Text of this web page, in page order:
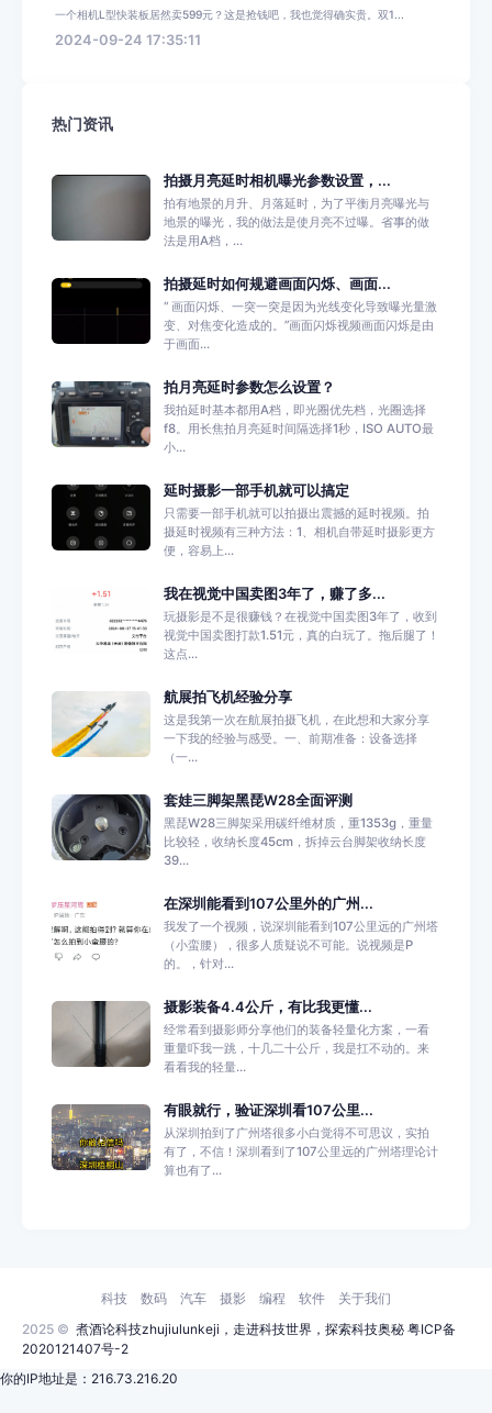
一个相机L型快装板居然卖599元？这是抢钱吧，我也觉得确实贵。双1...
2024-09-24 17:35:11
热门资讯
拍摄月亮延时相机曝光参数设置，...
拍有地景的月升、月落延时，为了平衡月亮曝光与
地景的曝光，我的做法是使月亮不过曝。省事的做
法是用A档，...
拍摄延时如何规避画面闪烁、画面...
“ 画面闪烁、一突一突是因为光线变化导致曝光量激
变、对焦变化造成的。”画面闪烁视频画面闪烁是由
于画面...
拍月亮延时参数怎么设置？
我拍延时基本都用A档，即光圈优先档，光圈选择
f8。用长焦拍月亮延时间隔选择1秒，ISO AUTO最
小...
延时摄影一部手机就可以搞定
只需要一部手机就可以拍摄出震撼的延时视频。拍
摄延时视频有三种方法：1、相机自带延时摄影更方
便，容易上...
我在视觉中国卖图3年了，赚了多...
玩摄影是不是很赚钱？在视觉中国卖图3年了，收到
视觉中国卖图打款1.51元，真的白玩了。拖后腿了！
这点...
航展拍飞机经验分享
这是我第一次在航展拍摄飞机，在此想和大家分享
一下我的经验与感受。一、前期准备：设备选择
（一...
套娃三脚架黑琵W28全面评测
黑琵W28三脚架采用碳纤维材质，重1353g，重量
比较轻，收纳长度45cm，拆掉云台脚架收纳长度
39...
在深圳能看到107公里外的广州...
我发了一个视频，说深圳能看到107公里远的广州塔
（小蛮腰），很多人质疑说不可能。说视频是P
的。，针对...
摄影装备4.4公斤，有比我更懂...
经常看到摄影师分享他们的装备轻量化方案，一看
重量吓我一跳，十几二十公斤，我是扛不动的。来
看看我的轻量...
有眼就行，验证深圳看107公里...
从深圳拍到了广州塔很多小白觉得不可思议，实拍
有了，不信！深圳看到了107公里远的广州塔理论计
算也有了...
2025 © 煮酒论科技zhujiulunkeji，走进科技世界，探索科技奥秘 粤ICP备
2020121407号-2
科技 数码 汽车 摄影 编程 软件 关于我们
你的IP地址是：216.73.216.20